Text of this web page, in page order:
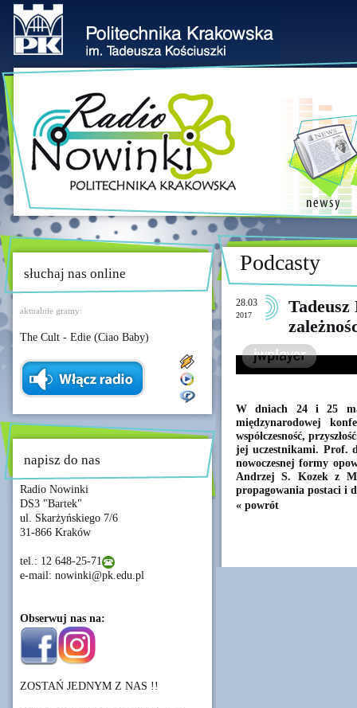
słuchaj nas online
aktualnie gramy:
The Cult - Edie (Ciao Baby)
napisz do nas
Radio Nowinki
DS3 "Bartek"
ul. Skarżyńskiego 7/6
31-866 Kraków
tel.: 12 648-25-71
e-mail: nowinki@pk.edu.pl
Obserwuj nas na:
ZOSTAŃ JEDNYM Z NAS !!
Podcasty
28.03
2017
W dniach 24 i 25
międzynarodowej
współczesność,
jej uczestnikami. Prof.
nowoczesnej formy
Andrzej S. Kozek z
propagowania postaci i
« powrót